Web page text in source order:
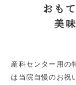
おも
美
産科センター用の
は当院自慢のお祝